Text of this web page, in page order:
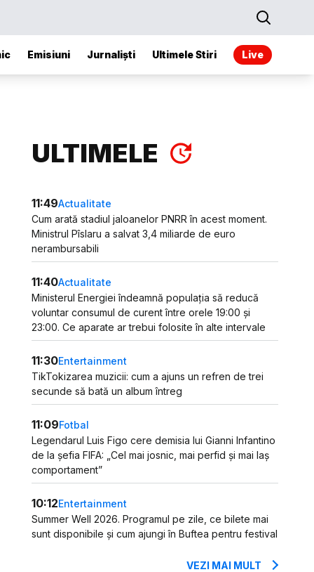
Emisiuni Jurnaliști Ultimele Stiri Live
ULTIMELE
11:49Actualitate
Cum arată stadiul jaloanelor PNRR în acest moment.
Ministrul Pîslaru a salvat 3,4 miliarde de euro
nerambursabili
11:40Actualitate
Ministerul Energiei îndeamnă populația să reducă
voluntar consumul de curent între orele 19:00 și
23:00. Ce aparate ar trebui folosite în alte intervale
11:30Entertainment
TikTokizarea muzicii: cum a ajuns un refren de trei
secunde să bată un album întreg
11:09Fotbal
Legendarul Luis Figo cere demisia lui Gianni Infantino
de la șefia FIFA: „Cel mai josnic, mai perfid și mai laș
comportament”
10:12Entertainment
Summer Well 2026. Programul pe zile, ce bilete mai
sunt disponibile și cum ajungi în Buftea pentru festival
VEZI MAI MULT